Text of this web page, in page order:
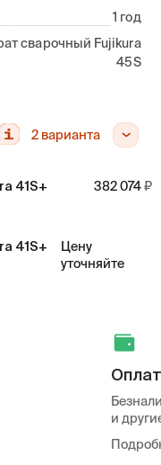
1 год
сварочный Fujikura
45S
2 варианта
41S+
382 074
41S+
Цену
уточняйте
и